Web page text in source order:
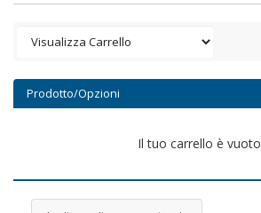
Prodotto/Opzioni
Il tuo carrello è vuoto